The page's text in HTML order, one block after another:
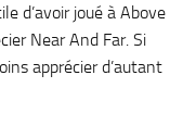
d’avoir joué à Above
Near And Far. Si
apprécier d’autant